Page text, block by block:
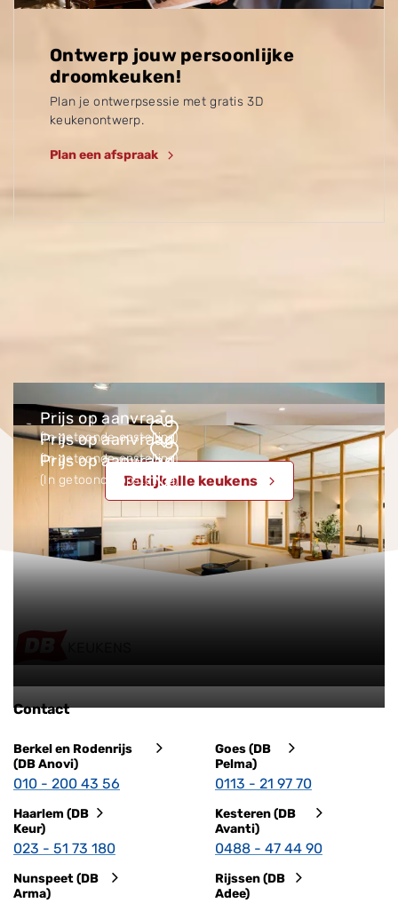
Ontwerp jouw persoonlijke
droomkeuken!
Plan je ontwerpsessie met gratis 3D
keukenontwerp.
Plan een afspraak
Prijs op aanvraag
(In getoonde opstelling)
Prijs op aanvraag
(In getoonde opstelling)
Prijs op aanvraag
(In getoonde opstelling)Bekijk alle keukens
Contact
Berkel en Rodenrijs
(DB Anovi)
010 - 200 43 56
Goes (DB
Pelma)
0113 - 21 97 70
Haarlem (DB
Keur)
023 - 51 73 180
Kesteren (DB
Avanti)
0488 - 47 44 90
Nunspeet (DB
Arma)
Rijssen (DB
Adee)